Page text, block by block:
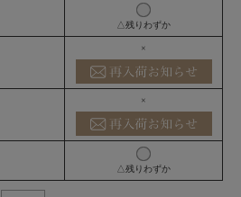
△残りわずか
×
×
△残りわずか